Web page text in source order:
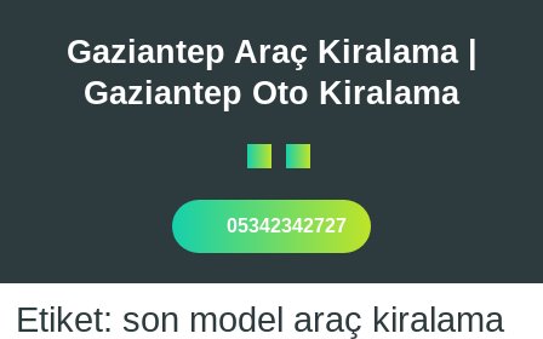
Gaziantep Araç Kiralama |
Gaziantep Oto Kiralama
Open
Button
05342342727
Etiket: son model araç kiralama